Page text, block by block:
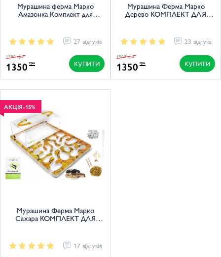
Мурашина ферма Марко
Амазонка Комплект для
27 відгуків
1350 грн
1588 грн
КУПИТИ
Мурашина Ферма Марко
Дерево КОМПЛЕКТ ДЛЯ
23 відгука
1350 грн
1588 грн
КУПИТИ
АКЦІЯ-15%
Мурашина Ферма Марко
Сахара КОМПЛЕКТ ДЛЯ
17 відгуків